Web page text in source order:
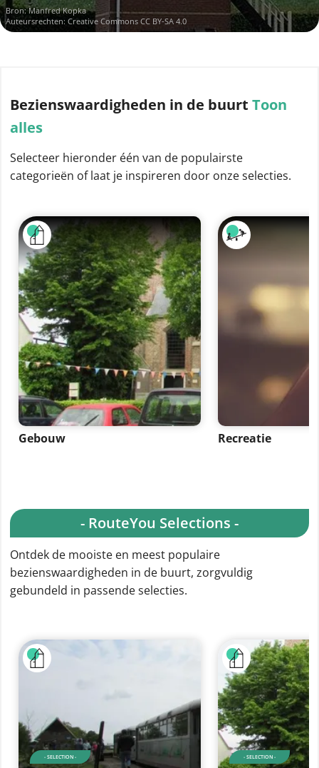
Bron:Manfred Kopka
Auteursrechten: Creative Commons CC BY-SA 4.0
Bezienswaardigheden in de buurt Toon
alles
Selecteer hieronder één van de populairste
categorieën of laat je inspireren door onze selecties.
Gebouw Recreatie
- RouteYou Selections -
Ontdek de mooiste en meest populaire
bezienswaardigheden in de buurt, zorgvuldig
gebundeld in passende selecties.
- SELECTION - - SELECTION -